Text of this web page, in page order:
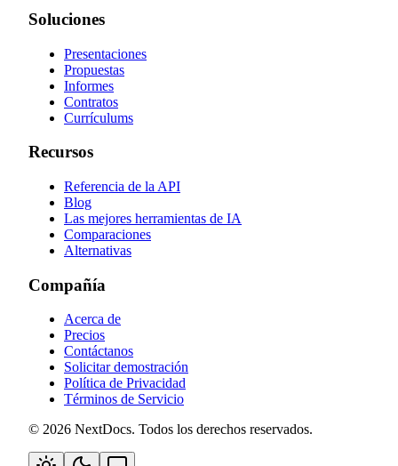
Soluciones
Presentaciones
Propuestas
Informes
Contratos
Currículums
Recursos
Referencia de la API
Blog
Las mejores herramientas de IA
Comparaciones
Alternativas
Compañía
Acerca de
Precios
Contáctanos
Solicitar demostración
Política de Privacidad
Términos de Servicio
© 2026 NextDocs. Todos los derechos reservados.